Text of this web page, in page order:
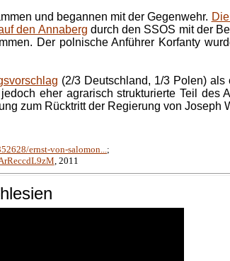
und begannen mit der Gegenwehr.
den Annaberg durch den SSOS mit der
Der polnische Anführer Korfanty
(2/3 Deutschland, 1/3 Polen)
eher agrarisch strukturierte Teil des
zum Rücktritt der Regierung von Joseph
ernst-von-salomon...;
, 2011